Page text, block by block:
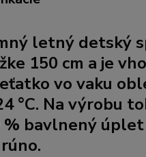
letný detský
150 cm a je
vo vaku
°C. Na výrobu
bavlnený